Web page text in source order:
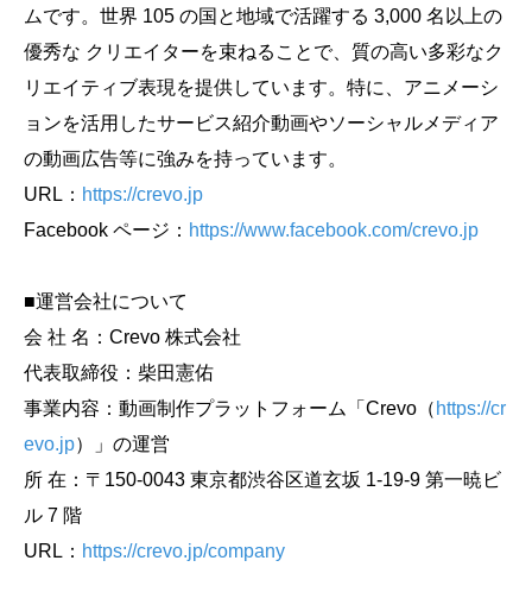
ムです。世界 105 の国と地域で活躍する 3,000 名以上の
優秀な クリエイターを束ねることで、質の高い多彩なク
リエイティブ表現を提供しています。特に、アニメーシ
ョンを活用したサービス紹介動画やソーシャルメディア
の動画広告等に強みを持っています。
URL： https://crevo.jp
Facebook ページ： https://www.facebook.com/crevo.jp
■運営会社について
会 社 名：Crevo 株式会社
代表取締役：柴田憲佑
事業内容：動画制作プラットフォーム「Crevo（ https://cr
evo.jp）」の運営
所 在：〒150-0043 東京都渋谷区道玄坂 1-19-9 第一暁ビ
ル 7 階
URL： https://crevo.jp/company